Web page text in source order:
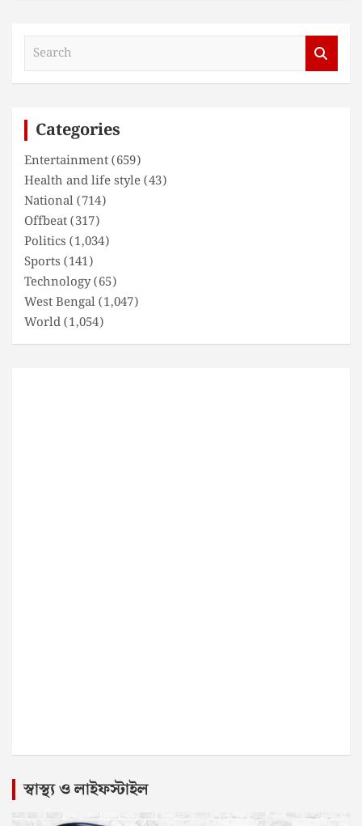
Categories
Entertainment(659)
Health and life style(43)
National(714)
Offbeat(317)
Politics (1,034)
Sports (141)
Technology(65)
West Bengal(1,047)
World(1,054)
স্বাস্থ্য ও লাইফস্টাইল